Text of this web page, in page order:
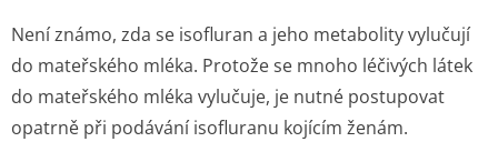
Není známo, zda se isofluran a jeho metabolity vylučují
do mateřského mléka. Protože se mnoho léčivých látek
do mateřského mléka vylučuje, je nutné postupovat
opatrně při podávání isofluranu kojícím ženám.